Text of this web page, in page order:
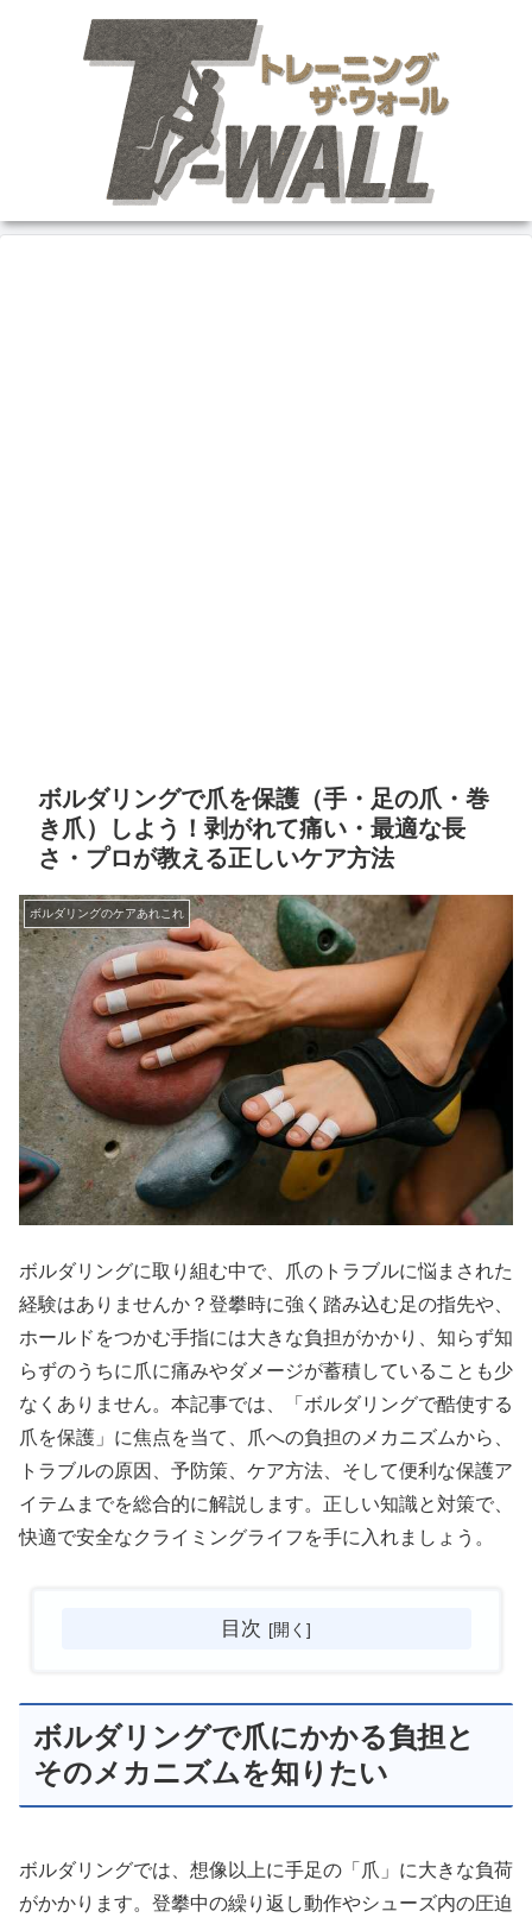
ボルダリングで爪を保護（手・足の爪・巻
き爪）しよう！剥がれて痛い・最適な長
さ・プロが教える正しいケア方法
ボルダリングのケアあれこれ
ボルダリングに取り組む中で、爪のトラブルに悩まされた
経験はありませんか？登攀時に強く踏み込む足の指先や、
ホールドをつかむ手指には大きな負担がかかり、知らず知
らずのうちに爪に痛みやダメージが蓄積していることも少
なくありません。本記事では、「ボルダリングで酷使する
爪を保護」に焦点を当て、爪への負担のメカニズムから、
トラブルの原因、予防策、ケア方法、そして便利な保護ア
イテムまでを総合的に解説します。正しい知識と対策で、
快適で安全なクライミングライフを手に入れましょう。
目次
ボルダリングで爪にかかる負担と
そのメカニズムを知りたい
ボルダリングでは、想像以上に手足の「爪」に大きな負荷
がかかります。登攀中の繰り返し動作やシューズ内の圧迫